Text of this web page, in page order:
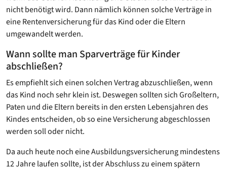
nicht benötigt wird. Dann nämlich können solche Verträge in
eine Rentenversicherung für das Kind oder die Eltern
umgewandelt werden.
Wann sollte man Sparverträge für Kinder
abschließen?
Es empfiehlt sich einen solchen Vertrag abzuschließen, wenn
das Kind noch sehr klein ist. Deswegen sollten sich Großeltern,
Paten und die Eltern bereits in den ersten Lebensjahren des
Kindes entscheiden, ob so eine Versicherung abgeschlossen
werden soll oder nicht.
Da auch heute noch eine Ausbildungsversicherung mindestens
12 Jahre laufen sollte, ist der Abschluss zu einem spätern